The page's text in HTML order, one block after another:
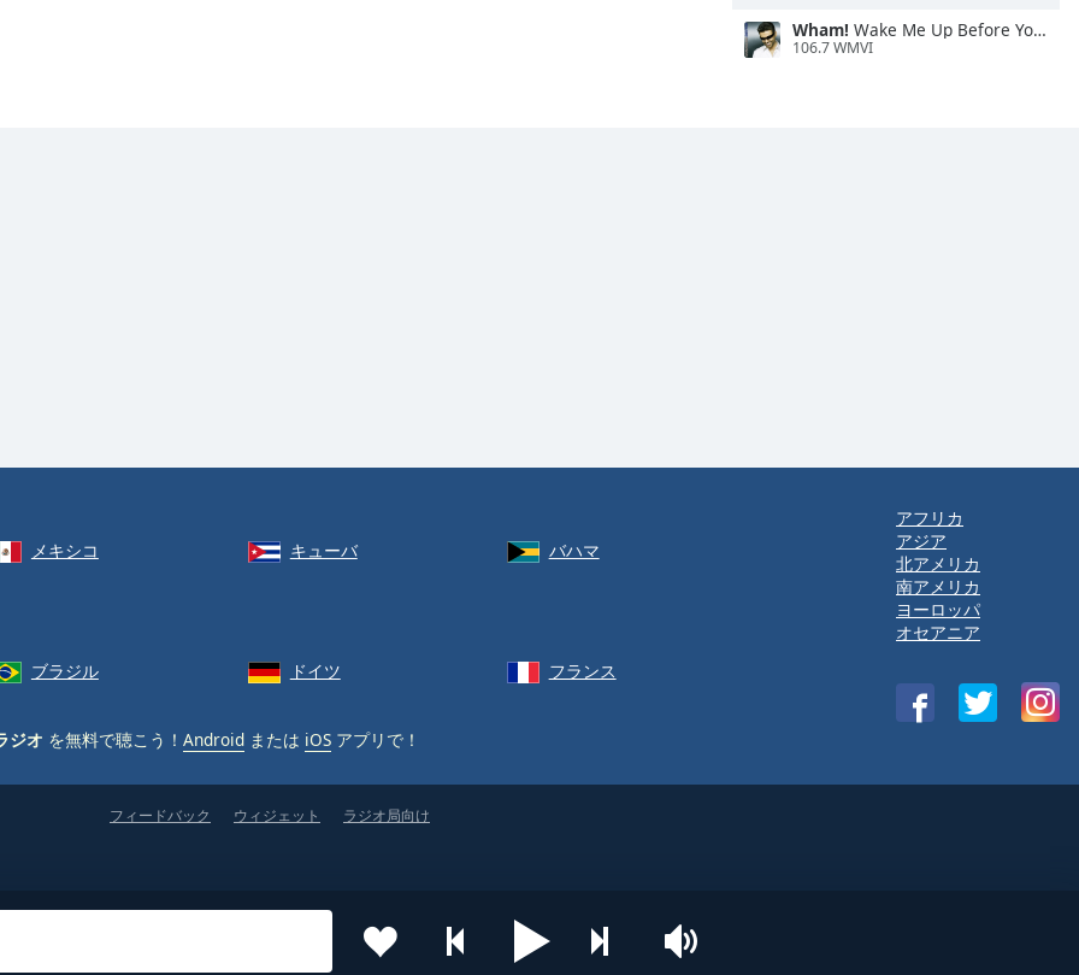
Wham! Wake Me Up Before You Go-Go
106.7 WMVI
メキシコ キューバ
バハマ
ブラジル ドイツ フランス
ジオ を無料で聴こう！ Android または iOS アプリで！
アフリカ
アジア
北アメリカ
南アメリカ
ヨーロッパ
オセアニア
フィードバック ウィジェット ラジオ局向け